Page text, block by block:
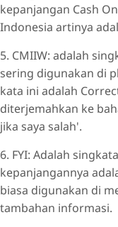
kepanjangan Cash
Indonesia artinya
5. CMIIW: adalah
sering digunakan di
kata ini adalah
diterjemahkan ke
jika saya salah'.
6. FYI: Adalah
kepanjangannya
biasa digunakan di
tambahan informasi.